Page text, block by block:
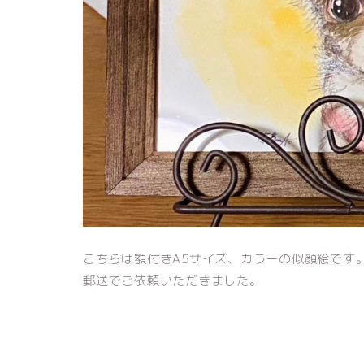
こちらは額付きA5サイズ、カラーの似顔絵です
郵送でご依頼いただきました。